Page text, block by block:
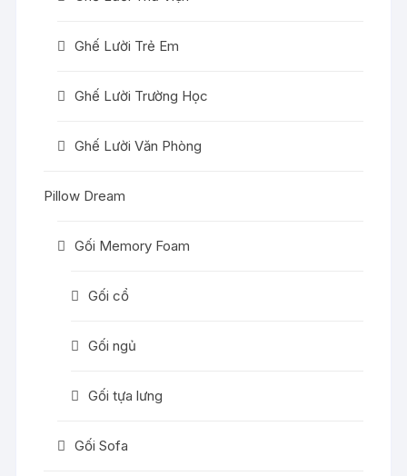
Ghế Lười Trẻ Em
Ghế Lười Trường Học
Ghế Lười Văn Phòng
Pillow Dream
Gối Memory Foam
Gối cổ
Gối ngủ
Gối tựa lưng
Gối Sofa